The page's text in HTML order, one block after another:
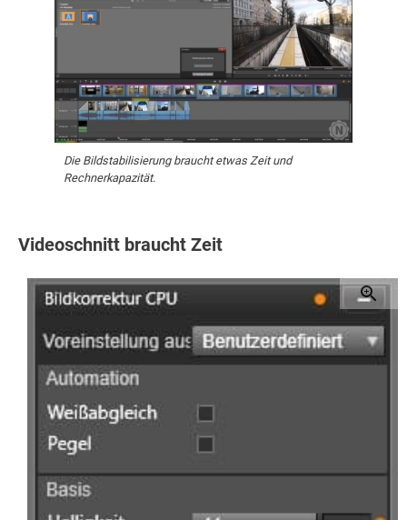
Die Bildstabilisierung braucht etwas Zeit und
Rechnerkapazität.
Videoschnitt braucht Zeit